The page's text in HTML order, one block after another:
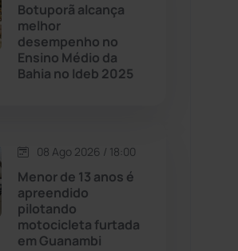
Diamantina
do Sincorá (79)
Botuporã alcança
melhor
desempenho no
Ensino Médio da
Bahia no Ideb 2025
08 Ago 2026 / 18:00
Menor de 13 anos é
apreendido
pilotando
motocicleta furtada
em Guanambi